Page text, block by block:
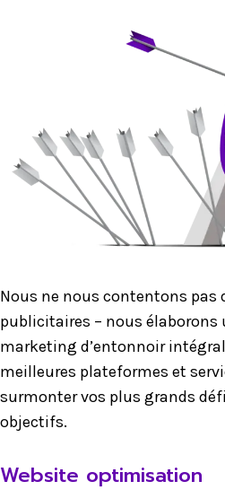
Nous ne nous contentons pas
publicitaires – nous élaborons
marketing d’entonnoir
meilleures plateformes et
surmonter vos plus grands
objectifs.
Website optimisation